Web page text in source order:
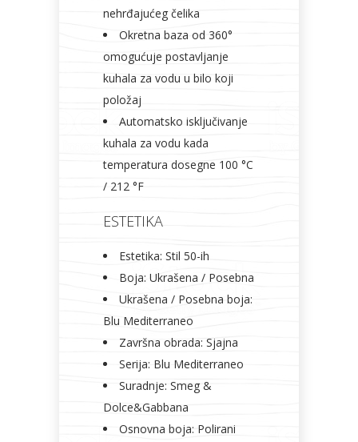
nehrđajućeg čelika
Okretna baza od 360°
omogućuje postavljanje
kuhala za vodu u bilo koji
položaj
Automatsko isključivanje
kuhala za vodu kada
temperatura dosegne 100 °C
/ 212 °F
ESTETIKA
Estetika: Stil 50-ih
Boja: Ukrašena / Posebna
Ukrašena / Posebna boja:
Blu Mediterraneo
Završna obrada: Sjajna
Serija: Blu Mediterraneo
Suradnje: Smeg &
Dolce&Gabbana
Osnovna boja: Polirani